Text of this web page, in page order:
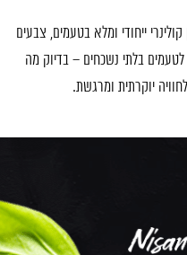
ייחודי ומלא בטעמים, צבעים
בלתי נשכחים – בדיוק מה
יוקרתית ומרגשת.